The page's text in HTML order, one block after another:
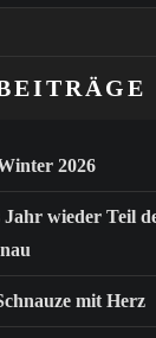
2026
wieder Teil
mit Herz